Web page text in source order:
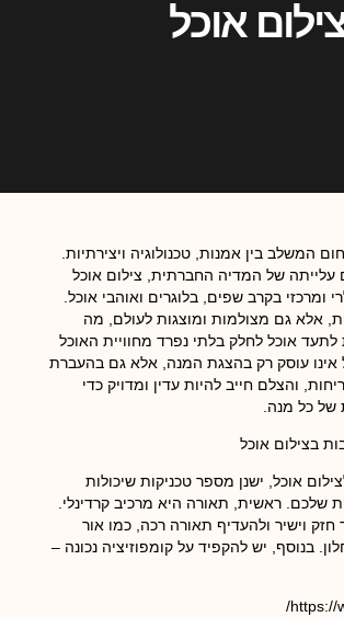
אוכל
המשלב בין אמנות, טכנולוגיה ויצירתיות.
עלייתה של המדיה החברתית, צילום אוכל
ומרכזי בקרב שפים, בלוגרים ואוהבי אוכל.
אלא גם מצולמות ומוצגות לעולם, מה
אוכל לחלק בלתי נפרד מחוויית האוכל
אינו עוסק רק בהצגת המנה, אלא גם בהעברת
והצלם חייב להיות עדין ומדויק כדי
כל מנה.
בצילום אוכל
אוכל, ישנן מספר טכניקות שיכולות
שלכם. ראשית, תאורה היא מרכיב קרדינלי.
חזק וישיר ולהעדיף תאורה רכה, כמו אור
בנוסף, יש להקפיד על קומפוזיציה נכונה –
https://